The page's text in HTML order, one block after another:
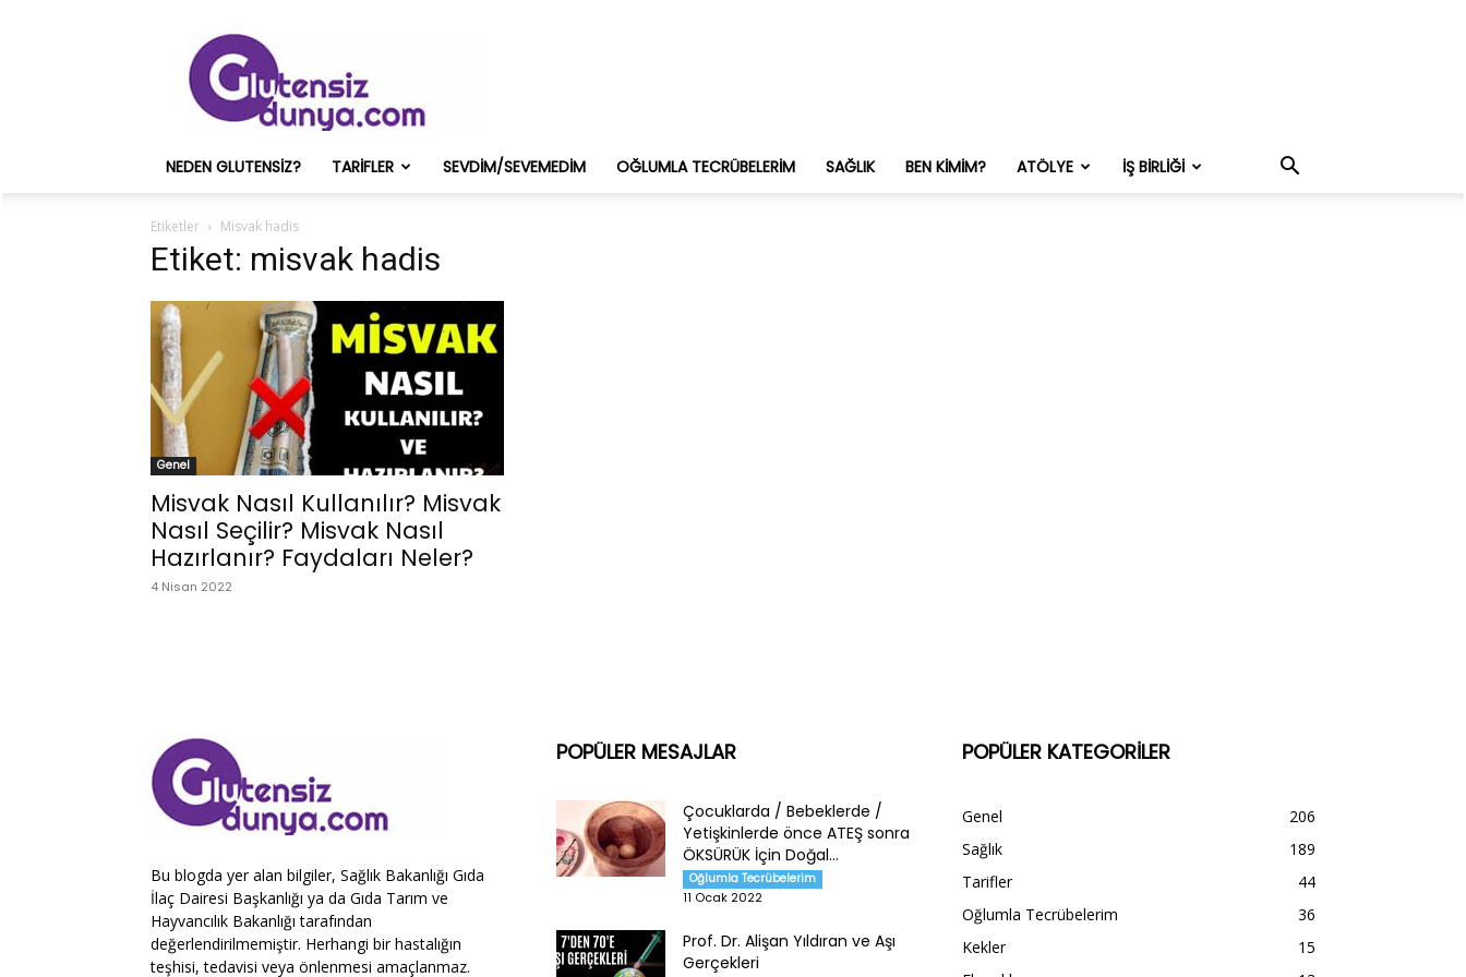
ve
Onun
Sağlık
Deneyimleri
NEDEN GLUTENSIZ? TARIFLER SEVDIM/SEVEMEDIM OĞLUMLA TECRÜBELERIM SAĞLIK BEN KIMIM? ATÖLYE İŞ BIRLIĞI
Etiketler Misvak hadis
Etiket: misvak hadis
Genel
Misvak Nasıl Kullanılır? Misvak
Nasıl Seçilir? Misvak Nasıl
Hazırlanır? Faydaları Neler?
4 Nisan 2022
Bu blogda yer alan bilgiler, Sağlık Bakanlığı Gıda
İlaç Dairesi Başkanlığı ya da Gıda Tarım ve
Hayvancılık Bakanlığı tarafından
değerlendirilmemiştir. Herhangi bir hastalığın
teşhisi, tedavisi veya önlenmesi amaçlanmaz.
POPÜLER MESAJLAR
Çocuklarda / Bebeklerde /
Yetişkinlerde önce ATEŞ sonra
ÖKSÜRÜK İçin Doğal...
Oğlumla Tecrübelerim
11 Ocak 2022
Prof. Dr. Alişan Yıldıran ve Aşı
Gerçekleri
POPÜLER KATEGORİLER
Genel
206
Sağlık
189
Tarifler
44
Oğlumla Tecrübelerim
36
Kekler
15